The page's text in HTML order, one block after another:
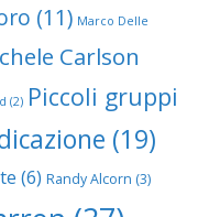
(11) Marco Delle
Carlson
(2) Piccoli gruppi
(19)
(6) Randy Alcorn (3)